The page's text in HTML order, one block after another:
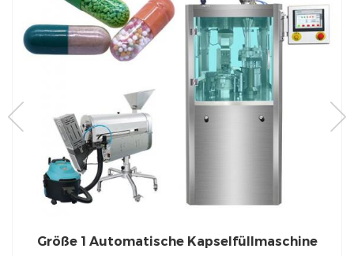
Größe 1 Automatische Kapselfüllmaschine